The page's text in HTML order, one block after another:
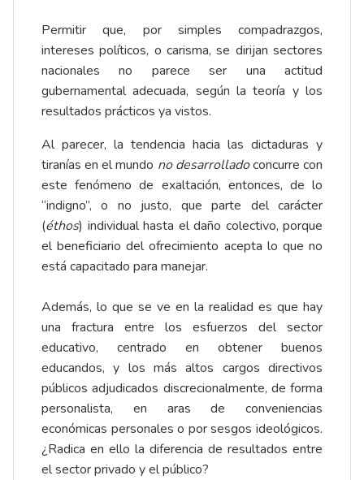
Permitir que, por simples compadrazgos,
intereses políticos, o carisma, se dirijan sectores
nacionales no parece ser una actitud
gubernamental adecuada, según la teoría y los
resultados prácticos ya vistos.
Al parecer, la tendencia hacia las dictaduras y
tiranías en el mundo no desarrolladoconcurre con
este fenómeno de exaltación, entonces, de lo
“indigno”, o no justo, que parte del carácter
(éthos) individual hasta el daño colectivo, porque
el beneficiario del ofrecimiento acepta lo que no
está capacitado para manejar.
Además, lo que se ve en la realidad es que hay
una fractura entre los esfuerzos del sector
educativo, centrado en obtener buenos
educandos, y los más altos cargos directivos
públicos adjudicados discrecionalmente, de forma
personalista, en aras de conveniencias
económicas personales o por sesgos ideológicos.
¿Radica en ello la diferencia de resultados entre
el sector privado y el público?